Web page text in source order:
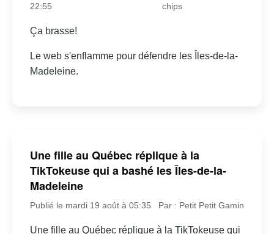
22:55
chips
Ça brasse!
Le web s'enflamme pour défendre les Îles-de-la-
Madeleine.
Une fille au Québec réplique à la
TikTokeuse qui a bashé les Îles-de-la-
Madeleine
Publié le mardi 19 août à 05:35 Par : Petit Petit Gamin
Une fille au Québec réplique à la TikTokeuse qui